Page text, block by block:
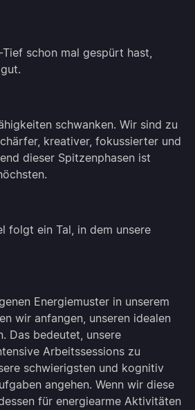
Tief schon mal gespürt hast,
schwanken. Wir sind zu
kreativer, fokussierter und
dieser Spitzenphasen ist
folgt ein Tal, in dem unsere
Energiemuster in unserem
wir anfangen, unseren idealen
Das bedeutet, unsere
Arbeitssessions zu
schwierigsten und kognitiv
angehen. Wenn wir diese
für energiearme Aktivitäten